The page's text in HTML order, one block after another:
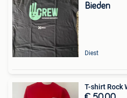
Bieden
Diest
T-shirt Rock